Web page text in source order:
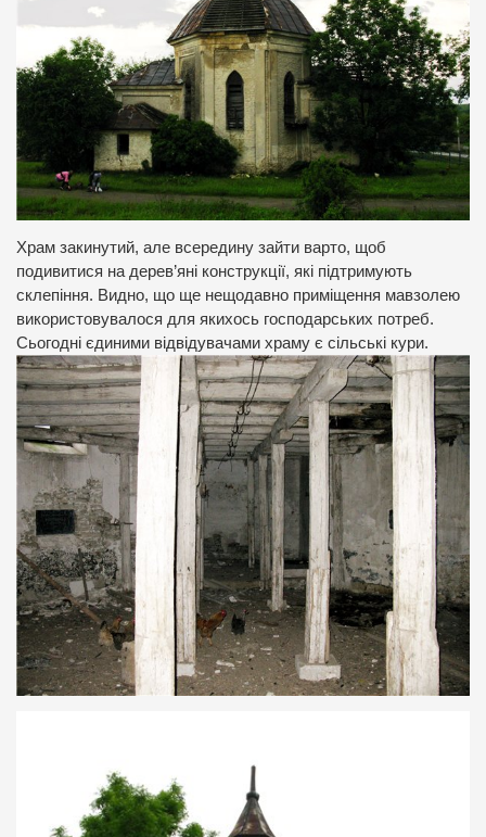
Храм закинутий, але всередину зайти варто, щоб
подивитися на дерев’яні конструкції, які підтримують
склепіння. Видно, що ще нещодавно приміщення мавзолею
використовувалося для якихось господарських потреб.
Сьогодні єдиними відвідувачами храму є сільські кури.